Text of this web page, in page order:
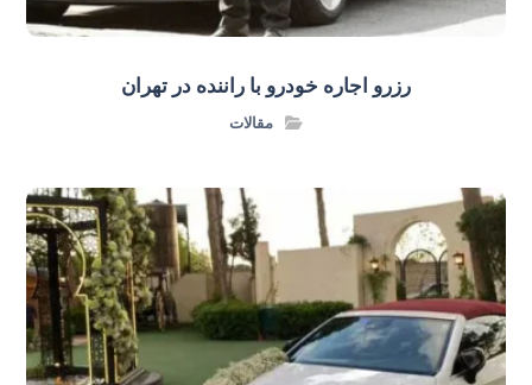
رزرو اجاره خودرو با راننده در تهران
مقالات